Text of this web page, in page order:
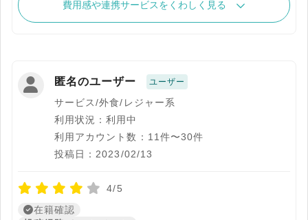
費用感や連携サービスをくわしく見る
匿名のユーザー ユーザー
サービス/外食/レジャー系
利用状況：利用中
利用アカウント数：11件〜30件
投稿日：2023/02/13
4/5
在籍確認